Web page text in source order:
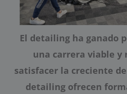
El detailing ha ganado
una carrera viable y
satisfacer la creciente
detailing ofrecen